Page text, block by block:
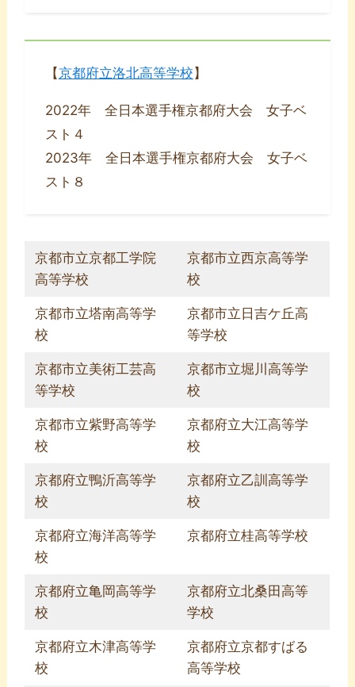
【京都府立洛北高等学校 】
2022年 全日本選手権京都府大会 女子ベ
スト４
2023年 全日本選手権京都府大会 女子ベ
スト８
京都市立京都工学院
高等学校
京都市立西京高等学
校
京都市立塔南高等学
校
京都市立日吉ケ丘高
等学校
京都市立美術工芸高
等学校
京都市立堀川高等学
校
京都市立紫野高等学
校
京都府立大江高等学
校
京都府立鴨沂高等学
校
京都府立乙訓高等学
校
京都府立海洋高等学
校
京都府立桂高等学校
京都府立亀岡高等学
校
京都府立北桑田高等
学校
京都府立木津高等学
校
京都府立京都すばる
高等学校